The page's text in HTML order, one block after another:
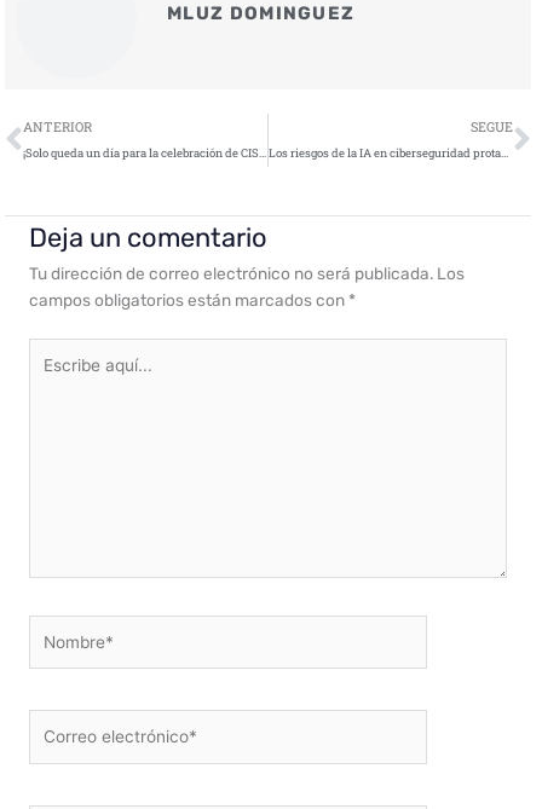
MLUZ DOMINGUEZ
Ant
ANTERIOR
¡Solo queda un día para la celebración de CISO Day! ¡Últimas entradas!
SEGUE
Los riesgos de la IA en ciberseguridad protagonizan el CISO Day
Deja un comentario
Tu dirección de correo electrónico no será publicada. Los
campos obligatorios están marcados con *
aquí...
electrónico*